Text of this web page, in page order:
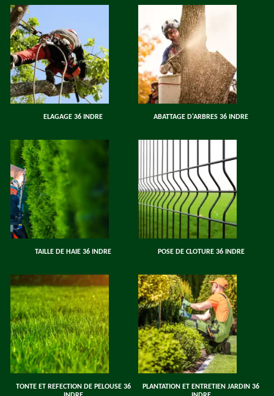
ELAGAGE 36 INDRE ABATTAGE D'ARBRES 36 INDRE
TAILLE DE HAIE 36 INDRE POSE DE CLOTURE 36 INDRE
TONTE ET REFECTION DE PELOUSE 36
PLANTATION ET ENTRETIEN JARDIN 36